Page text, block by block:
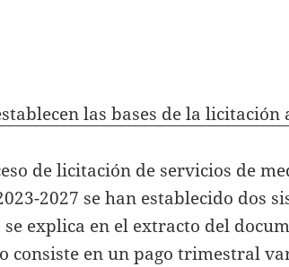
las bases de la licitación
de licitación de servicios de
2027 se han establecido dos
explica en el extracto del
consiste en un pago trimestral